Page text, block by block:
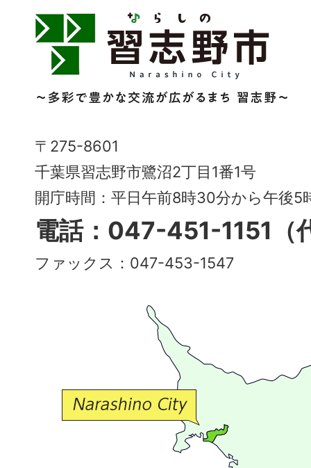
習
志
野
市
Narashino
City
～
多
彩
で
〒275-8601
千葉県習志野市鷺沼2丁目1番1号
開庁時間：平日午前8時30分から午後5
電話：047-451-1151（
ファックス：047-453-1547